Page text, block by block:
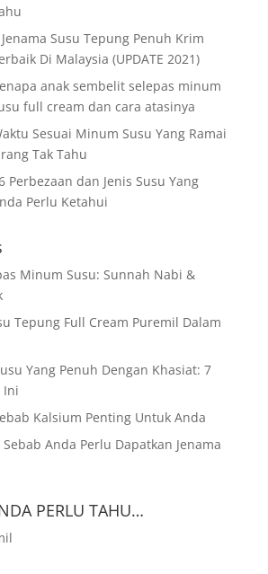
Susu Tepung Penuh Krim
Di Malaysia (UPDATE 2021)
anak sembelit selepas minum
full cream dan cara atasinya
Sesuai Minum Susu Yang Ramai
Tak Tahu
Perbezaan dan Jenis Susu Yang
Perlu Ketahui
Minum Susu: Sunnah Nabi &
Tepung Full Cream Puremil Dalam
Yang Penuh Dengan Khasiat: 7
Ini
Kalsium Penting Untuk Anda
Anda Perlu Dapatkan Jenama
PERLU TAHU…